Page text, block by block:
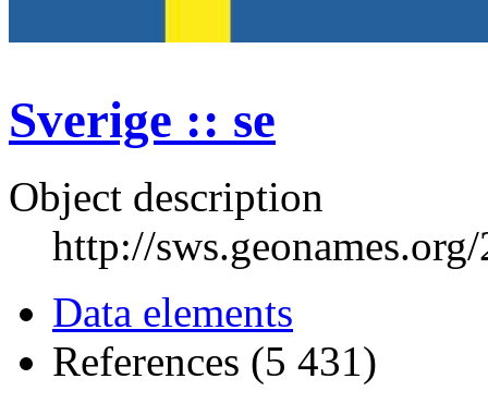
Sverige :: se
Object description
http://
Data elements
References (5 431)